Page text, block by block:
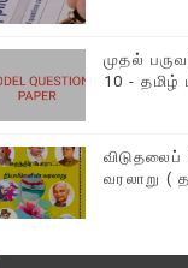
முதல்
10 - தமிழ்
வரலாறு (